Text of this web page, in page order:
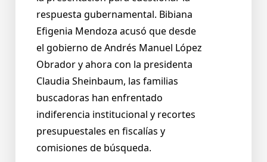
respuesta gubernamental. Bibiana
Efigenia Mendoza acusó que desde
el gobierno de Andrés Manuel López
Obrador y ahora con la presidenta
Claudia Sheinbaum, las familias
buscadoras han enfrentado
indiferencia institucional y recortes
presupuestales en fiscalías y
comisiones de búsqueda.